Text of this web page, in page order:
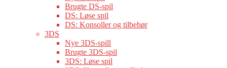
Brugte DS-spil
DS: Løse spil
DS: Konsoller og tilbehør
3DS
Nye 3DS-spill
Brugte 3DS-spil
3DS: Løse spil